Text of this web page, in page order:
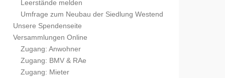
Leerstände melden
Umfrage zum Neubau der Siedlung Westend
Unsere Spendenseite
Versammlungen Online
Zugang: Anwohner
Zugang: BMV & RAe
Zugang: Mieter